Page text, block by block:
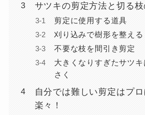
サツキの剪定方法と切る
剪定に使用する道具
刈り込みで樹形を整える
不要な枝を間引き剪定
大きくなりすぎたサツ
さく
自分では難しい剪定はプ
楽々！